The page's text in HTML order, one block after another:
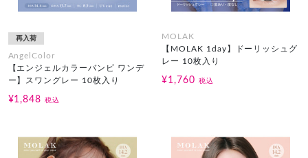
再入荷
AngelColor
【エンジェルカラーバンビ ワンデ
ー】スワングレー 10枚入り
¥1,848税込
MOLAK
【MOLAK 1day】ドーリッシュグ
レー 10枚入り
¥1,760 税込